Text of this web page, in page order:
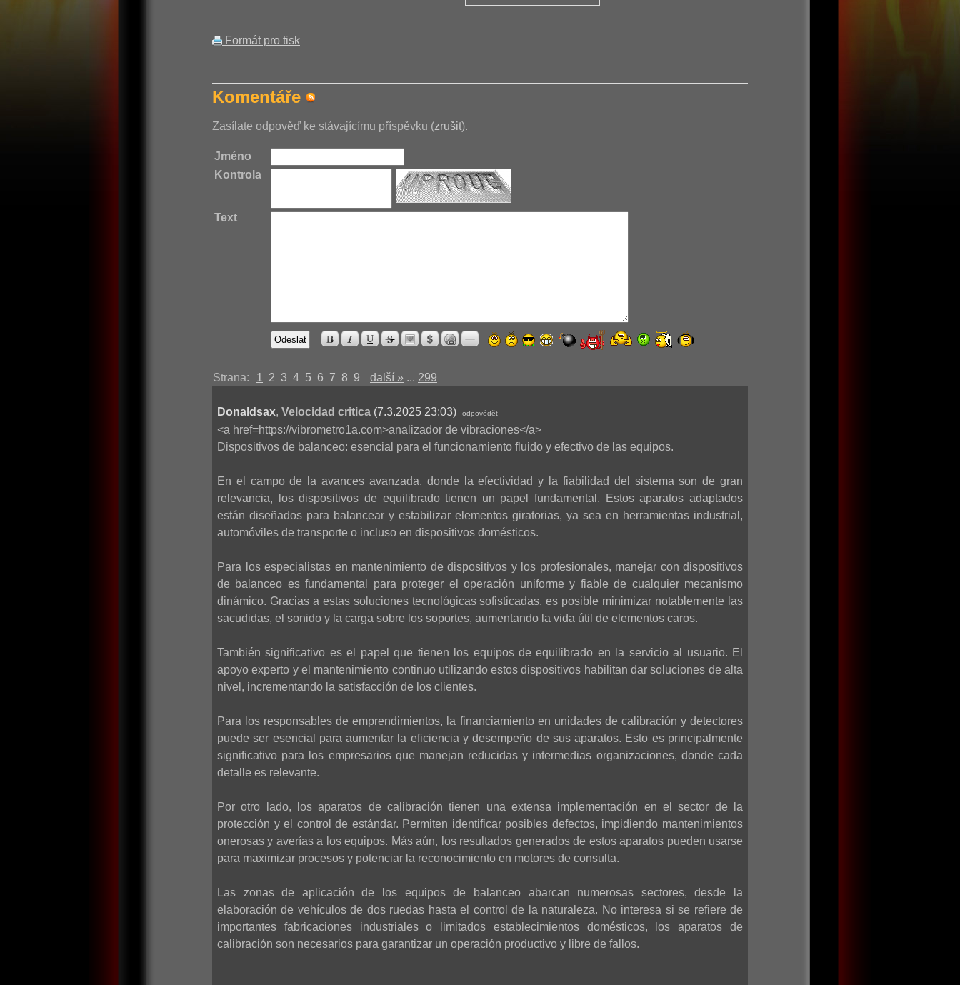
Formát pro tisk
Komentáře
Zasílate odpověď ke stávajícímu příspěvku (zrušit).
Jméno
Kontrola
Text
Strana: 1 2 3 4 5 6 7 8 9 další » ... 299
Donaldsax, Velocidad critica (7.3.2025 23:03) odpovědět
<a href=https://vibrometro1a.com>analizador de vibraciones</a>
Dispositivos de balanceo: esencial para el funcionamiento fluido y efectivo de las equipos.
En el campo de la avances avanzada, donde la efectividad y la fiabilidad del sistema son de gran
relevancia, los dispositivos de equilibrado tienen un papel fundamental. Estos aparatos adaptados
están diseñados para balancear y estabilizar elementos giratorias, ya sea en herramientas industrial,
automóviles de transporte o incluso en dispositivos domésticos.
Para los especialistas en mantenimiento de dispositivos y los profesionales, manejar con dispositivos
de balanceo es fundamental para proteger el operación uniforme y fiable de cualquier mecanismo
dinámico. Gracias a estas soluciones tecnológicas sofisticadas, es posible minimizar notablemente las
sacudidas, el sonido y la carga sobre los soportes, aumentando la vida útil de elementos caros.
También significativo es el papel que tienen los equipos de equilibrado en la servicio al usuario. El
apoyo experto y el mantenimiento continuo utilizando estos dispositivos habilitan dar soluciones de alta
nivel, incrementando la satisfacción de los clientes.
Para los responsables de emprendimientos, la financiamiento en unidades de calibración y detectores
puede ser esencial para aumentar la eficiencia y desempeño de sus aparatos. Esto es principalmente
significativo para los empresarios que manejan reducidas y intermedias organizaciones, donde cada
detalle es relevante.
Por otro lado, los aparatos de calibración tienen una extensa implementación en el sector de la
protección y el control de estándar. Permiten identificar posibles defectos, impidiendo mantenimientos
onerosas y averías a los equipos. Más aún, los resultados generados de estos aparatos pueden usarse
para maximizar procesos y potenciar la reconocimiento en motores de consulta.
Las zonas de aplicación de los equipos de balanceo abarcan numerosas sectores, desde la
elaboración de vehículos de dos ruedas hasta el control de la naturaleza. No interesa si se refiere de
importantes fabricaciones industriales o limitados establecimientos domésticos, los aparatos de
calibración son necesarios para garantizar un operación productivo y libre de fallos.